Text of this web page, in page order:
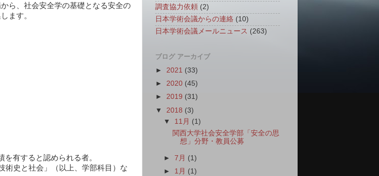
ら、社会安全学の基礎となる安全の
ます。
を有すると認められる者。
術史と社会」（以上、学部科目）な
調査協力依頼 (2)
日本学術会議からの連絡 (10)
日本学術会議メールニュース (263)
ブログ アーカイブ
► 2021 (33)
► 2020 (45)
► 2019 (31)
▼ 2018 (3)
▼ 11月 (1)
関西大学社会安全学部「安全の思
想」分野・教員公募
►7月 (1)
► 1月 (1)